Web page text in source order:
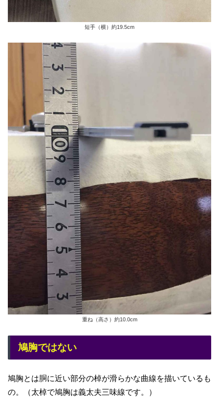
短手（横）約19.5cm
重ね（高さ）約10.0cm
鳩胸ではない
鳩胸とは胴に近い部分の棹が滑らかな曲線を描いているも
の。（太棹で鳩胸は義太夫三味線です。）